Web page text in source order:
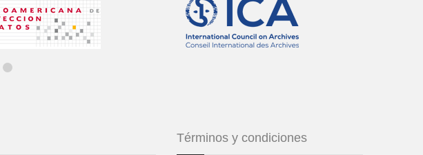
Términos y condiciones